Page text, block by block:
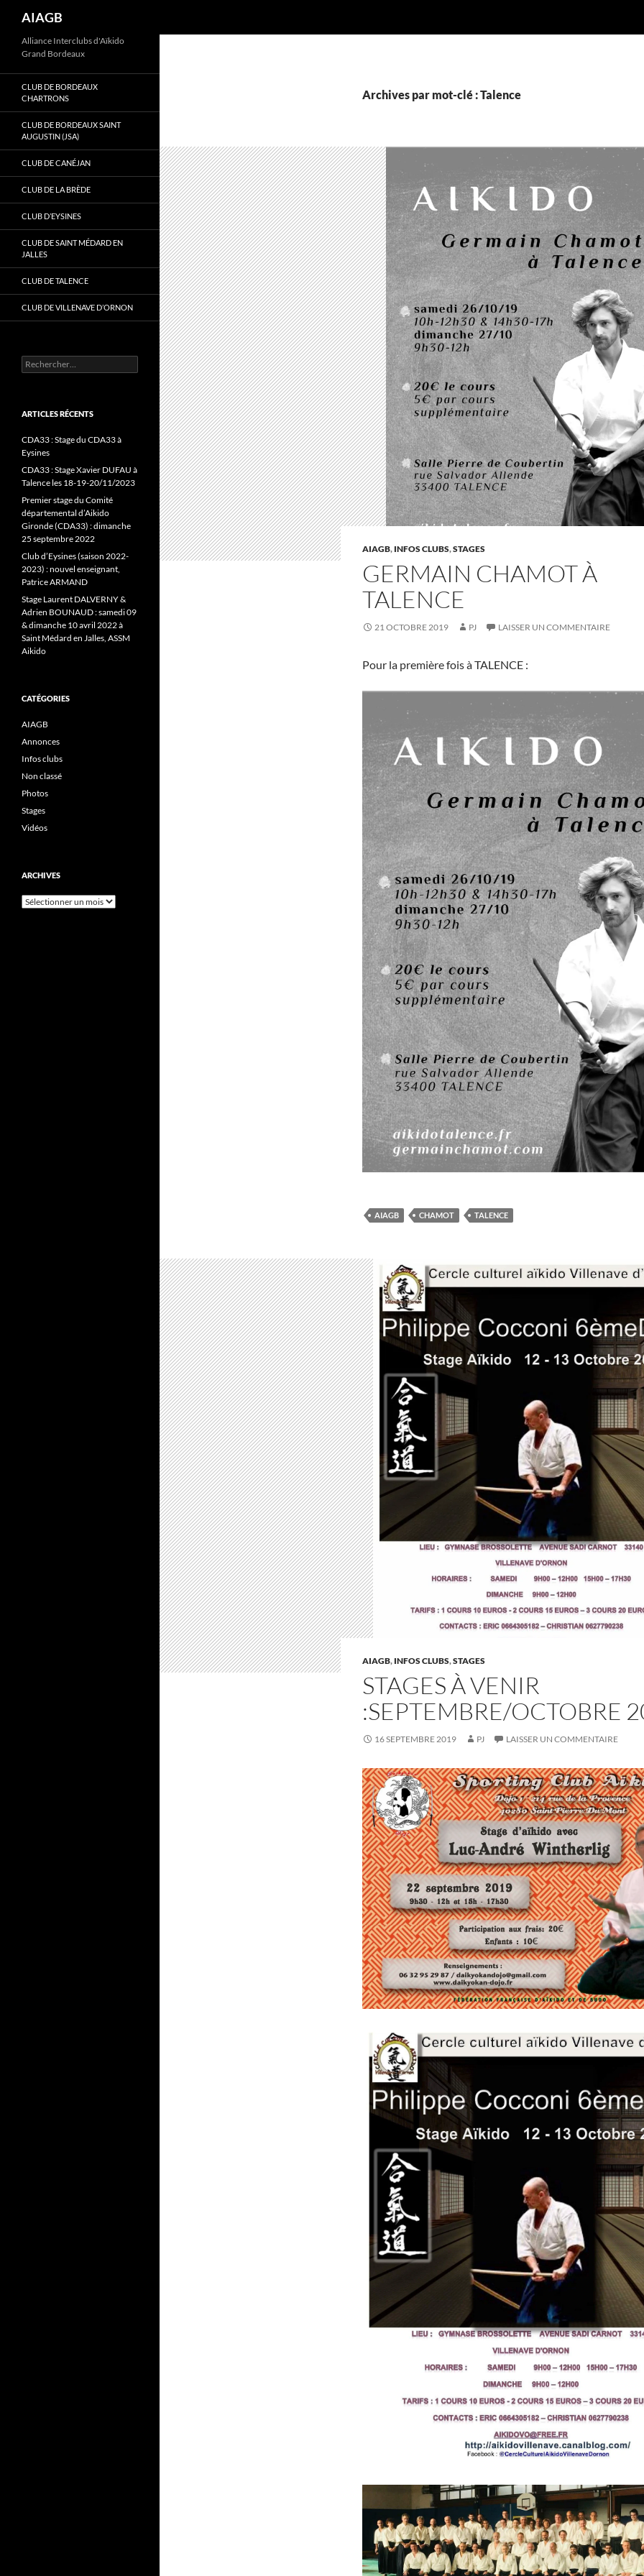
Aller
contenu
AIAGB
Archives par mot-clé : Talence
AIAGB, INFOS CLUBS,STAGES
GERMAIN CHAMOT À
TALENCE
21 OCTOBRE 2019 PJ LAISSER UN COMMENTAIRE
Pour la première fois à TALENCE :
AIAGB CHAMOT TALENCE
AIAGB, INFOS CLUBS,STAGES
STAGES À VENIR
:SEPTEMBRE/OCTOBRE
16 SEPTEMBRE 2019 PJ LAISSER UN COMMENTAIRE
Alliance Interclubs d'Aïkido
Grand Bordeaux
CLUB DE BORDEAUX
CHARTRONS
CLUB DE BORDEAUX SAINT
AUGUSTIN (JSA)
CLUB DE CANÉJAN
CLUB DE LA BRÈDE
CLUB D’EYSINES
CLUB DE SAINT MÉDARD EN
JALLES
CLUB DE TALENCE
CLUB DE VILLENAVE D’ORNON
Rechercher :
ARTICLES RÉCENTS
CDA33 : Stage du CDA33 à
Eysines
CDA33 : Stage Xavier DUFAU à
Talence les 18-19-20/11/2023
Premier stage du Comité
départemental d’Aikido
Gironde (CDA33) : dimanche
25 septembre 2022
Club d’Eysines (saison 2022-
2023) : nouvel enseignant,
Patrice ARMAND
Stage Laurent DALVERNY &
Adrien BOUNAUD : samedi 09
& dimanche 10 avril 2022 à
Saint Médard en Jalles, ASSM
Aikido
CATÉGORIES
AIAGB
Annonces
Infos clubs
Non classé
Photos
Stages
Vidéos
ARCHIVES
Archives